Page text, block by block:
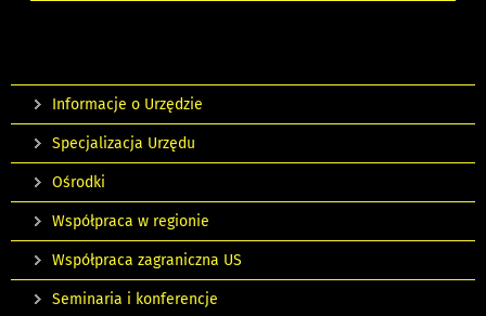
Informacje o Urzędzie
Specjalizacja Urzędu
Ośrodki
Współpraca w regionie
Współpraca zagraniczna US
Seminaria i konferencje